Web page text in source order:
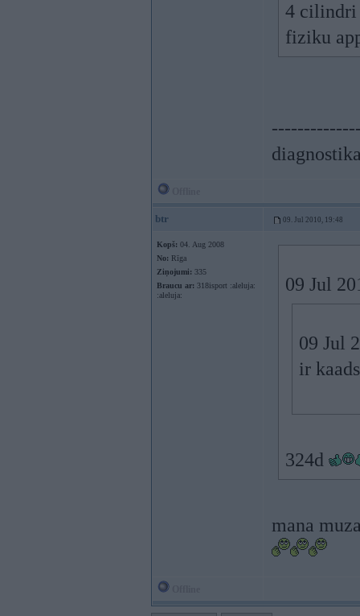
4 cilindri
fiziku
btr 09. Jul 2010, 19:48
Kopš: 04. Aug 2008
No: Rīga
Ziņojumi: 335
Braucu ar: 318isport :aleluja:
:aleluja:
09 Jul
09 Jul
ir
324d
mana